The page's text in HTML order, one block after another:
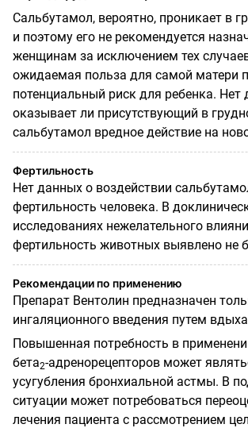
Сальбутамол, вероятно, проникает в
и поэтому его не рекомендуется
женщинам за исключением тех
ожидаемая польза для самой матери
потенциальный риск для ребенка. Нет
оказывает ли присутствующий в
сальбутамол вредное действие на
Фертильность
Нет данных о воздействии
фертильность человека. В
исследованиях нежелательного
фертильность животных выявлено не
Рекомендации по применению
Препарат Вентолин предназначен
ингаляционного введения путем
Повышенная потребность в
бета2-адренорецепторов может
усугубления бронхиальной астмы. В
ситуации может потребоваться
лечения пациента с рассмотрением